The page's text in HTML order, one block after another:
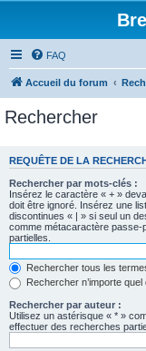
FAQ
Accueil du forum
Rechercher
REQUÊTE DE LA
Rechercher par mots-clés :
Insérez le caractère « + »
doit être ignoré. Insérez une
discontinues « | » si seul un
comme métacaractère
partielles.
Rechercher tous les
Rechercher n’importe
Rechercher par auteur :
Utilisez un astérisque « * »
effectuer des recherches